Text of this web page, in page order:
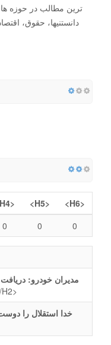
ترین مطالب در حوزه
دانستنیها، حقوق،
<H5>
<H6>
0 0 0
مدیران خودرو:
H2>
خدا استقلال را